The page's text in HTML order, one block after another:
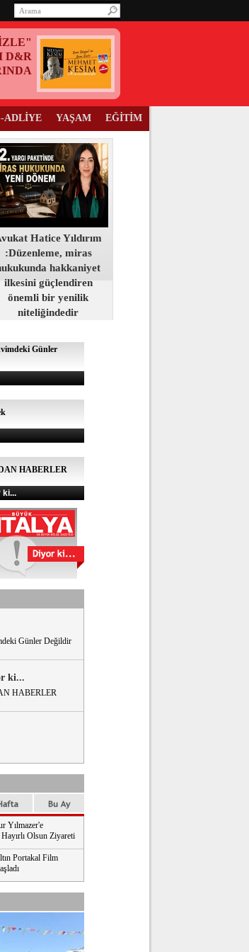
D&R
ADLİYE YAŞAM EĞİTİM
Hatice Yıldırım
:Düzenleme, miras
hakkaniyet
ilkesini güçlendiren
önemli bir yenilik
niteliğindedir
Günler
HABERLER
ki...
Günler Değildir
ki...
HABERLER
Yılmazer'e
Olsun Ziyareti
Portakal Film